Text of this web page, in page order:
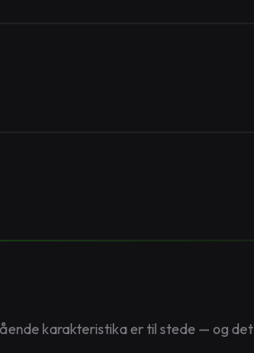
karakteristika er til stede — og